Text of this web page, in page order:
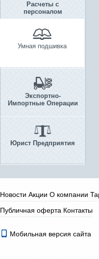
Расчеты с
персоналом
Умная подшивка
Экспортно-
Импортные Операции
Юрист Предприятия
Новости Акции О компании
Публичная оферта Контакты
Мобильная версия сайта